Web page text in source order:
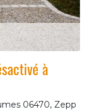
à
06470, Zepp